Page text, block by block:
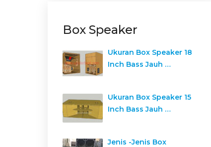
Box Speaker
Ukuran Box Speaker 18
Inch Bass Jauh …
Ukuran Box Speaker 15
Inch Bass Jauh …
Jenis -Jenis Box